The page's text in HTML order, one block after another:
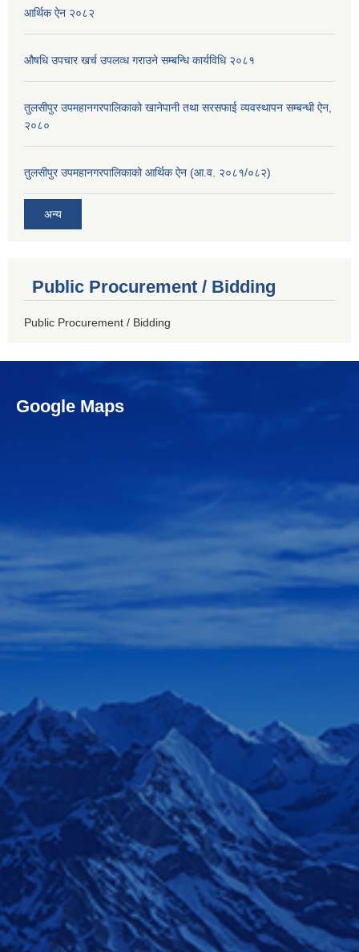
आर्थिक ऐन २०८२
औषधि उपचार खर्च उपलव्ध गराउने सम्बन्धि कार्यविधि २०८१
तुलसीपुर उपमहानगरपालिकाको खानेपानी तथा सरसफाई व्यवस्थापन सम्बन्धी ऐन,
२०८०
तुलसीपुर उपमहानगरपालिकाको आर्थिक ऐन (आ.व. २०८१/०८२)
अन्य
Public Procurement / Bidding
Public Procurement / Bidding
Google Maps